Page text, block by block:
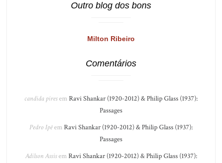
Outro blog dos bons
Milton Ribeiro
Comentários
candida piresem Ravi Shankar (1920-2012) & Philip Glass (1937):
Passages
Pedro Ipêem Ravi Shankar (1920-2012) & Philip Glass (1937):
Passages
Adilson Assisem Ravi Shankar (1920-2012) & Philip Glass (1937):